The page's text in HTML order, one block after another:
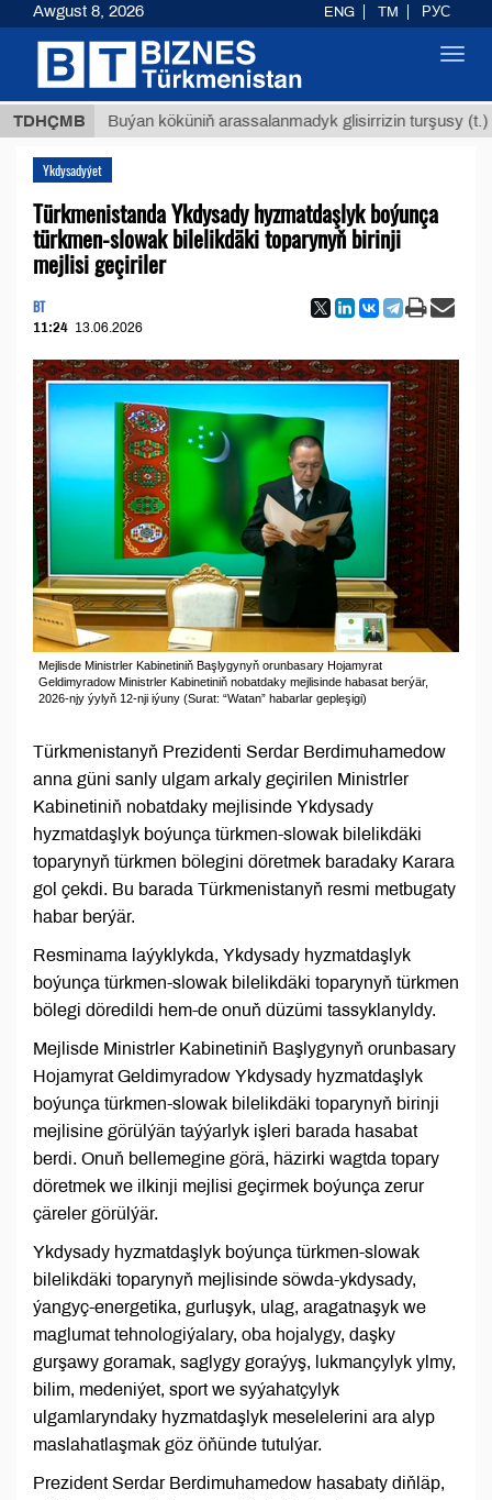
TDHÇMBBuýan köküniň arassalanmadyk glisirrizin turşusy (t.)
Ykdysadyýet
Türkmenistanda Ykdysady hyzmatdaşlyk boýunça
türkmen-slowak bilelikdäki toparynyň birinji
mejlisi geçiriler
BT
11:24 13.06.2026
Mejlisde Ministrler Kabinetiniň Başlygynyň orunbasary Hojamyrat
Geldimyradow Ministrler Kabinetiniň nobatdaky mejlisinde habasat berýär,
2026-njy ýylyň 12-nji iýuny (Surat: “Watan” habarlar gepleşigi)
Türkmenistanyň Prezidenti Serdar Berdimuhamedow
anna güni sanly ulgam arkaly geçirilen Ministrler
Kabinetiniň nobatdaky mejlisinde Ykdysady
hyzmatdaşlyk boýunça türkmen-slowak bilelikdäki
toparynyň türkmen bölegini döretmek baradaky Karara
gol çekdi. Bu barada Türkmenistanyň resmi metbugaty
habar berýär.
Resminama laýyklykda, Ykdysady hyzmatdaşlyk
boýunça türkmen-slowak bilelikdäki toparynyň türkmen
bölegi döredildi hem-de onuň düzümi tassyklanyldy.
Mejlisde Ministrler Kabinetiniň Başlygynyň orunbasary
Hojamyrat Geldimyradow Ykdysady hyzmatdaşlyk
boýunça türkmen-slowak bilelikdäki toparynyň birinji
mejlisine görülýän taýýarlyk işleri barada hasabat
berdi. Onuň bellemegine görä, häzirki wagtda topary
döretmek we ilkinji mejlisi geçirmek boýunça zerur
çäreler görülýär.
Ykdysady hyzmatdaşlyk boýunça türkmen-slowak
bilelikdäki toparynyň mejlisinde söwda-ykdysady,
ýangyç-energetika, gurluşyk, ulag, aragatnaşyk we
maglumat tehnologiýalary, oba hojalygy, daşky
gurşawy goramak, saglygy goraýyş, lukmançylyk ylmy,
bilim, medeniýet, sport we syýahatçylyk
ulgamlaryndaky hyzmatdaşlyk meselelerini ara alyp
maslahatlaşmak göz öňünde tutulýar.
Prezident Serdar Berdimuhamedow hasabaty diňläp,
Awgust 8, 2026 ENG TM РУС